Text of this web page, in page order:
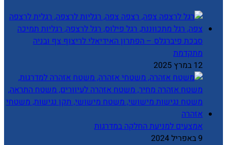
סבכת פיברגלס – הפתרון האידיאלי לריצוף צף ובניה
מתקדמת
12 במרץ 2025
אמצעים למניעת החלקה במדרגות
9 באפריל 2024